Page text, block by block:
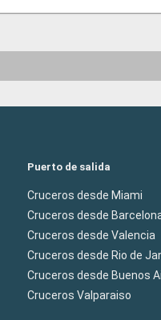
Puerto de salida
Cruceros desde Miami
Cruceros desde
Cruceros desde Valencia
Cruceros desde Rio de
Cruceros desde Buenos
Cruceros Valparaiso